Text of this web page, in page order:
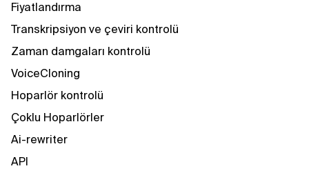
Fiyatlandırma
Transkripsiyon ve çeviri kontrolü
Zaman damgaları kontrolü
VoiceCloning
Hoparlör kontrolü
Çoklu Hoparlörler
Ai-rewriter
API